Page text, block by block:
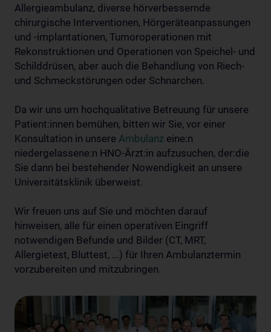
Allergieambulanz, diverse hörverbessernde
chirurgische Interventionen, Hörgeräteanpassungen
und -implantationen, Tumoroperationen mit
Rekonstruktionen und Operationen von Speichel- und
Schilddrüsen, aber auch die Behandlung von Riech-
und Schmeckstörungen oder Schnarchen.
Da wir uns um hochqualitative Betreuung für unsere
Patient:innen bemühen, bitten wir Sie, vor einer
Konsultation in unsere Ambulanz eine:n
niedergelassene:n HNO-Ärzt:in aufzusuchen, der:die
Sie dann bei bestehender Nowendigkeit an unsere
Universitätsklinik überweist.
Wir freuen uns auf Sie und möchten darauf
hinweisen, alle für einen operativen Eingriff
notwendigen Befunde und Bilder (CT, MRT,
Allergietest, Bluttest, ...) für Ihren Ambulanztermin
vorzubereiten und mitzubringen.